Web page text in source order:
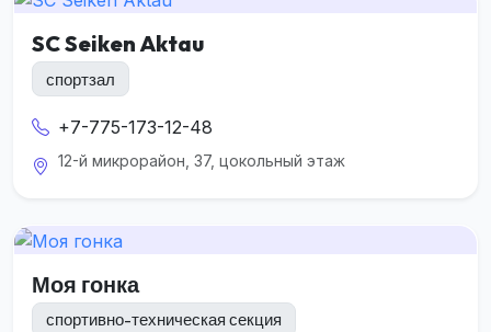
SC Seiken Aktau
спортзал
+7-775-173-12-48
12-й микрорайон, 37, цокольный этаж
Моя гонка
спортивно-техническая секция